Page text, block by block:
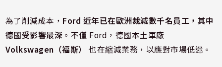
為了削減成本， Ford 近年已在歐洲裁減數千名員工，其中
德國受影響最深 。不僅 Ford，德國本土車廠
Volkswagen（福斯）
也在縮減業務，以應對市場低迷。